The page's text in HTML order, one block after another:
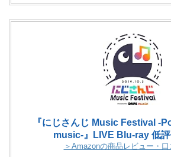
『にじさんじ Music Festival -
music-』LIVE Blu-ray 低
＞Amazonの商品レビュー・